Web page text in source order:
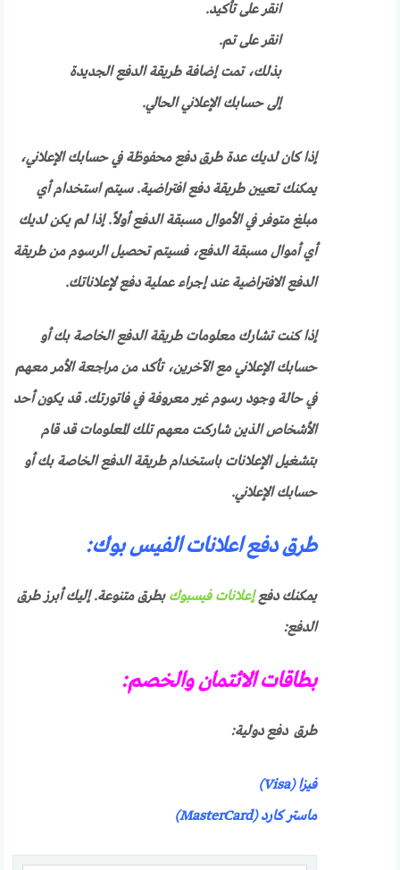
انقر على تأكيد.
انقر على تم.
بذلك، تمت إضافة طريقة الدفع الجديدة
إلى حسابك الإعلاني الحالي.
إذا كان لديك عدة طرق دفع محفوظة في حسابك الإعلاني،
يمكنك تعيين طريقة دفع افتراضية. سيتم استخدام أي
مبلغ متوفر في الأموال مسبقة الدفع أولاً. إذا لم يكن لديك
أي أموال مسبقة الدفع، فسيتم تحصيل الرسوم من طريقة
الدفع الافتراضية عند إجراء عملية دفع لإعلاناتك.
إذا كنت تشارك معلومات طريقة الدفع الخاصة بك أو
حسابك الإعلاني مع الآخرين، تأكد من مراجعة الأمر معهم
في حالة وجود رسوم غير معروفة في فاتورتك. قد يكون أحد
الأشخاص الذين شاركت معهم تلك المعلومات قد قام
بتشغيل الإعلانات باستخدام طريقة الدفع الخاصة بك أو
حسابك الإعلاني.
طرق دفع اعلانات الفيس بوك:
يمكنك دفعإعلانات فيسبوك بطرق متنوعة. إليك أبرز طرق
الدفع:
بطاقات الائتمان والخصم:
طرق دفع دولية:
فيزا (Visa)
ماستر كارد (MasterCard)